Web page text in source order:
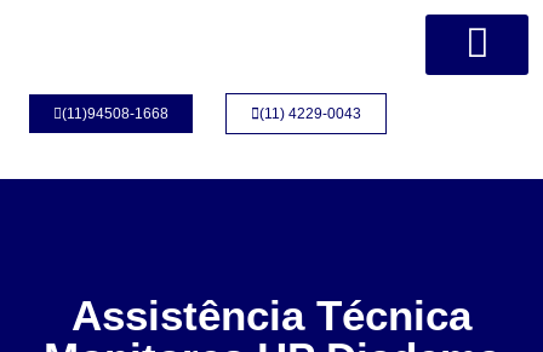
(11)94508-1668 (11) 4229-0043
Assistência Técnica